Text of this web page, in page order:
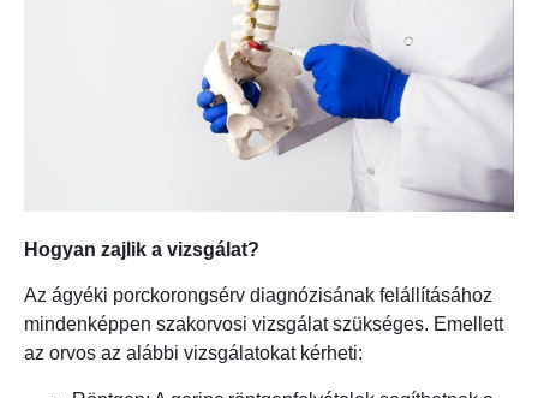
Hogyan zajlik a vizsgálat?
Az ágyéki porckorongsérv diagnózisának felállításához
mindenképpen szakorvosi vizsgálat szükséges. Emellett
az orvos az alábbi vizsgálatokat kérheti: